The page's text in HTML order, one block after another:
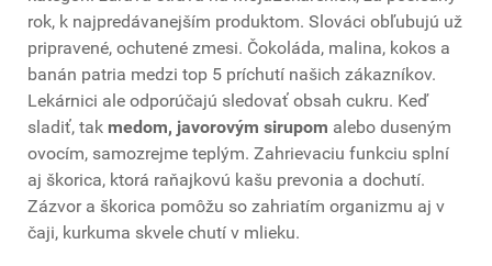
rok, k najpredávanejším produktom. Slováci obľubujú už
pripravené, ochutené zmesi. Čokoláda, malina, kokos a
banán patria medzi top 5 príchutí našich zákazníkov.
Lekárnici ale odporúčajú sledovať obsah cukru. Keď
sladiť, tak medom, javorovým sirupom alebo duseným
ovocím, samozrejme teplým. Zahrievaciu funkciu splní
aj škorica, ktorá raňajkovú kašu prevonia a dochutí.
Zázvor a škorica pomôžu so zahriatím organizmu aj v
čaji, kurkuma skvele chutí v mlieku.